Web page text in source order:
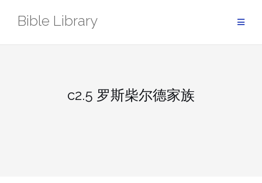
Bible Library
c2.5 罗斯柴尔德家族